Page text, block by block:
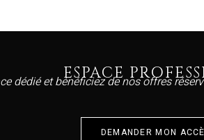
ESPACE
dédié et bénéficiez de nos offres
DEMANDER MON